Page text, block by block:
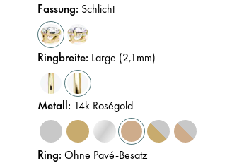
Fassung: Schlicht
Ringbreite: Large (2,1mm)
Metall: 14k Roségold
Ring:Ohne Pavé-Besatz